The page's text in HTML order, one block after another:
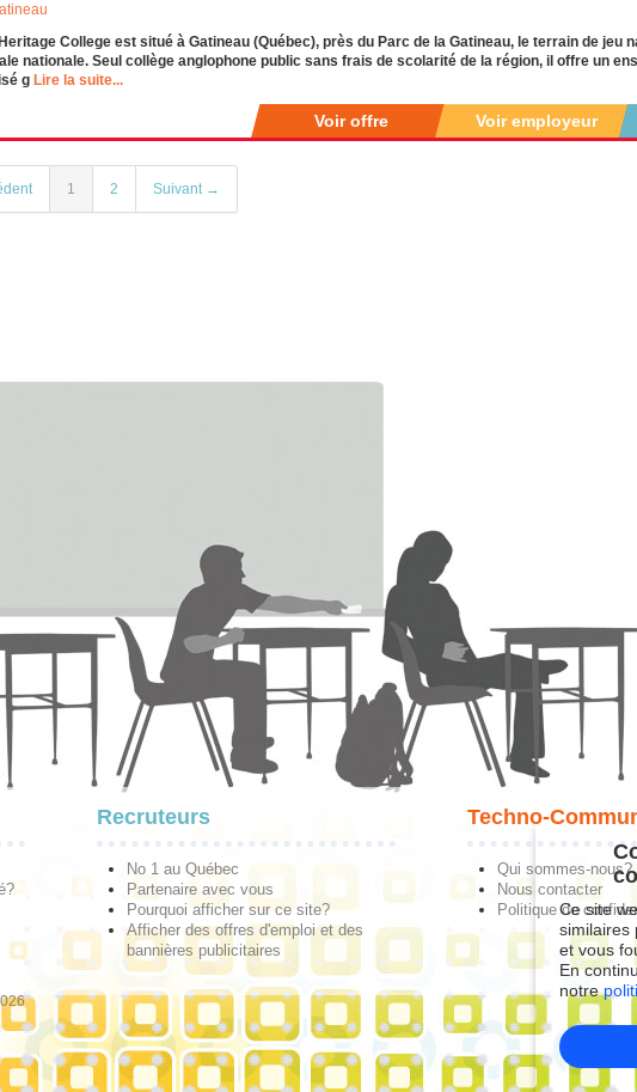
College est situé à Gatineau (Québec), près du Parc de la Gatineau, le terrain de jeu
nationale. Seul collège anglophone public sans frais de scolarité de la région, il offre un
g Lire la suite...
Voir offre Voir employeur
1 2 Suivant →
Recruteurs
No 1 au Québec
Partenaire avec vous
Pourquoi afficher sur ce site?
Afficher des offres d'emploi et des
bannières publicitaires
Techno-
Qui sommes-nous?
Nous contacter
Politique deCe site
similaires
et vous
En
notre